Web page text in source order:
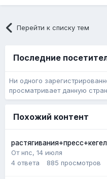
Перейти к списку тем
Последние
Ни одного
просматривает данную
Похожий контент
От нпс, 14 июля
4 ответа 885 просмотров